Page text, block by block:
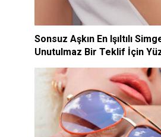
Sonsuz Aşkın En Işıltılı
Unutulmaz Bir Teklif İçin